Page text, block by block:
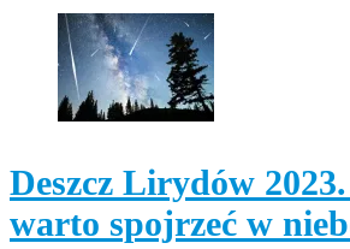
Deszcz Lirydów
warto spojrzeć w